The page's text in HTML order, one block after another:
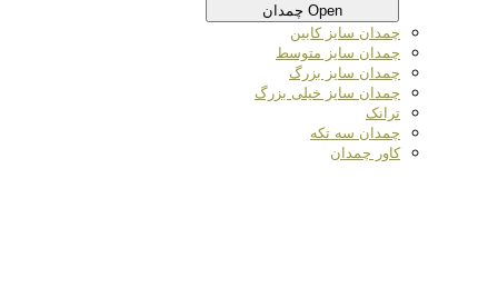
Open چمدان
چمدان سایز کابین
چمدان سایز متوسط
چمدان سایز بزرگ
چمدان سایز خیلی بزرگ
ترانک
چمدان سه تکه
کاور چمدان